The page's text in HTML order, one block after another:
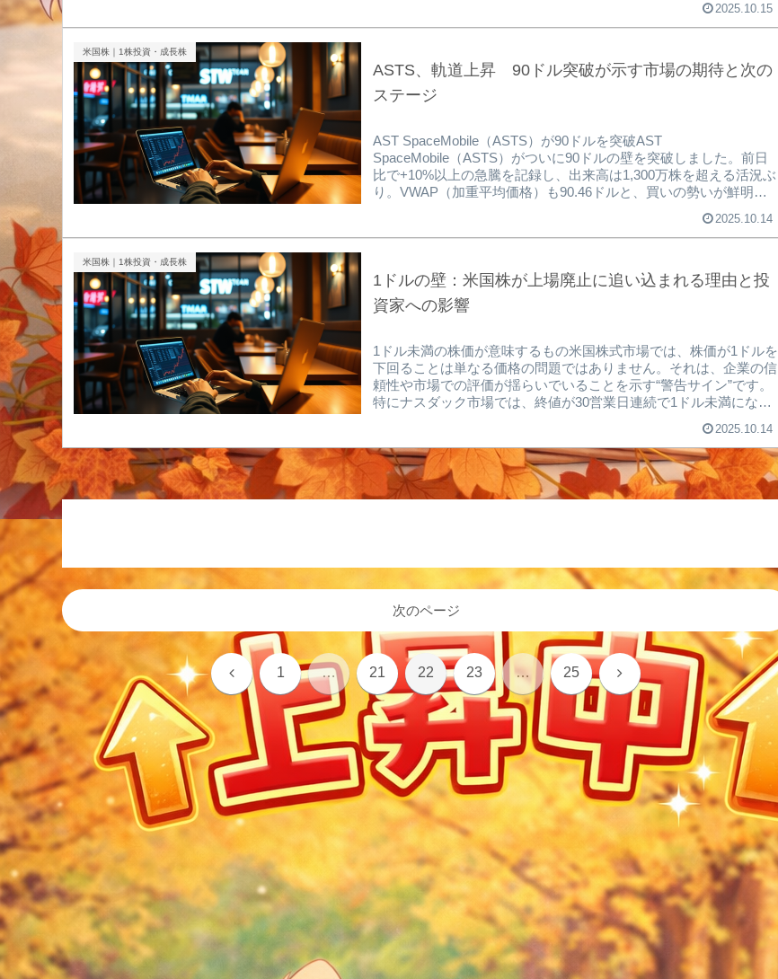
グ関連株はわずかに上昇を見せています。この色のコントラスト
は、投資家心理の冷え込みと短期的な利確ムードが交錯しているこ
向感を失い、ポートフォリオ全体が不安定な様相を呈しています。
2025.10.15
米国株｜1株投資・成長株
ASTS、軌道上昇 90ドル突破が示す市場の期待と次の
ステージ
AST SpaceMobile（ASTS）が90ドルを突破AST
SpaceMobile（ASTS）がついに90ドルの壁を突破しました。前日
比で+10%以上の急騰を記録し、出来高は1,300万株を超える活況ぶ
り。VWAP（加重平均価格）も90.46ドルと、買いの勢いが鮮明で
るブレイクアウトが確認されました。これは単なる価格上昇ではな
く、市場がASTSに寄せる期待の高まりを示す重要なシグナルで
は、証券口座を作った後、外国株取引口座開設する必要がありまし
た。【米国株を買うならど...
2025.10.14
米国株｜1株投資・成長株
1ドルの壁：米国株が上場廃止に追い込まれる理由と投
資家への影響
1ドル未満の株価が意味するもの米国株式市場では、株価が1ドルを
下回ることは単なる価格の問題ではありません。それは、企業の信
頼性や市場での評価が揺らいでいることを示す“警告サイン”です。
特にナスダック市場では、終値が30営業日連続で1ドル未満になる
と、企業は「不適合通知（Deficiency Notice）」を受け取ります。
終わり値30営業日連続1ドル未満→不適合通知（Deficiency
Notice）これは、上場維持の条件を満たしていないことを意味し、
企業は改善を求められることになります。所有銘柄のチャート楽天
証券 アプリチャート上場廃止のプロセスとルール不適合通知を受
けた企業には、通常18...
2025.10.14
次のページ
前
へ
1 … 21 22 23 … 25 次
へ